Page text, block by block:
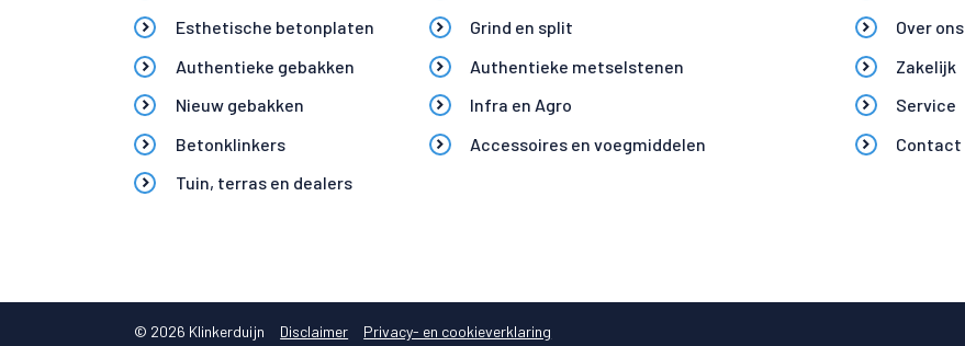
Esthetische betonplaten
Authentieke gebakken
Nieuw gebakken
Betonklinkers
Tuin, terras en dealers
Grind en split
Authentieke metselstenen
Infra en Agro
Accessoires en voegmiddelen
Over ons
Zakelijk
Service
Contact
© 2026 Klinkerduijn Disclaimer Privacy- en cookieverklaring